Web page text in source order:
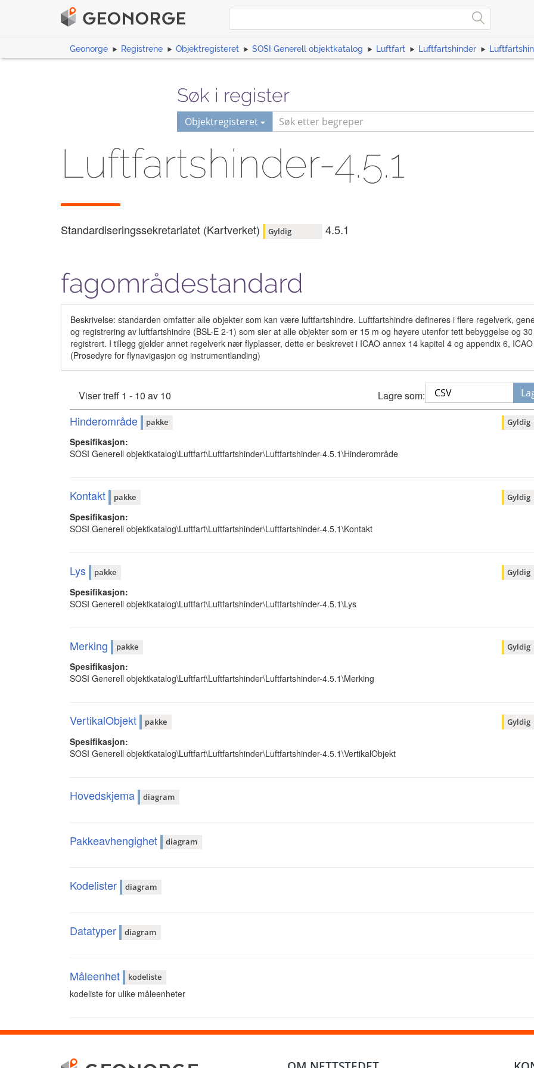
Geonorge Registrene Objektregisteret SOSI Generell objektkatalog Luftfart Luftfartshinder
Søk i register
Objektregisteret
Luftfartshinder-4.5.1
Standardiseringssekretariatet (Kartverket) Gyldig 4.5.1
fagområdestandard
Beskrivelse: standarden omfatter alle objekter som kan være luftfartshindre. Luftfartshindre defineres i flere regelverk,
og registrering av luftfartshindre (BSL-E 2-1) som sier at alle objekter som er 15 m og høyere utenfor tett bebyggelse og
registrert. I tillegg gjelder annet regelverk nær flyplasser, dette er beskrevet i ICAO annex 14 kapitel 4 og appendix 6,
(Prosedyre for flynavigasjon og instrumentlanding)
Viser treff 1 - 10 av 10 Lagre som:
Hinderområde pakke
Spesifikasjon:
SOSI Generell objektkatalog\Luftfart\Luftfartshinder\Luftfartshinder-4.5.1\Hinderområde
Gyldig
Kontakt pakke
Spesifikasjon:
SOSI Generell objektkatalog\Luftfart\Luftfartshinder\Luftfartshinder-4.5.1\Kontakt
Gyldig
Lys pakke
Spesifikasjon:
SOSI Generell objektkatalog\Luftfart\Luftfartshinder\Luftfartshinder-4.5.1\Lys
Gyldig
Merking pakke
Spesifikasjon:
SOSI Generell objektkatalog\Luftfart\Luftfartshinder\Luftfartshinder-4.5.1\Merking
Gyldig
VertikalObjekt pakke
Spesifikasjon:
SOSI Generell objektkatalog\Luftfart\Luftfartshinder\Luftfartshinder-4.5.1\VertikalObjekt
Gyldig
Hovedskjema diagram
Pakkeavhengighet diagram
Kodelister diagram
Datatyper diagram
Måleenhet kodeliste
kodeliste for ulike måleenheter